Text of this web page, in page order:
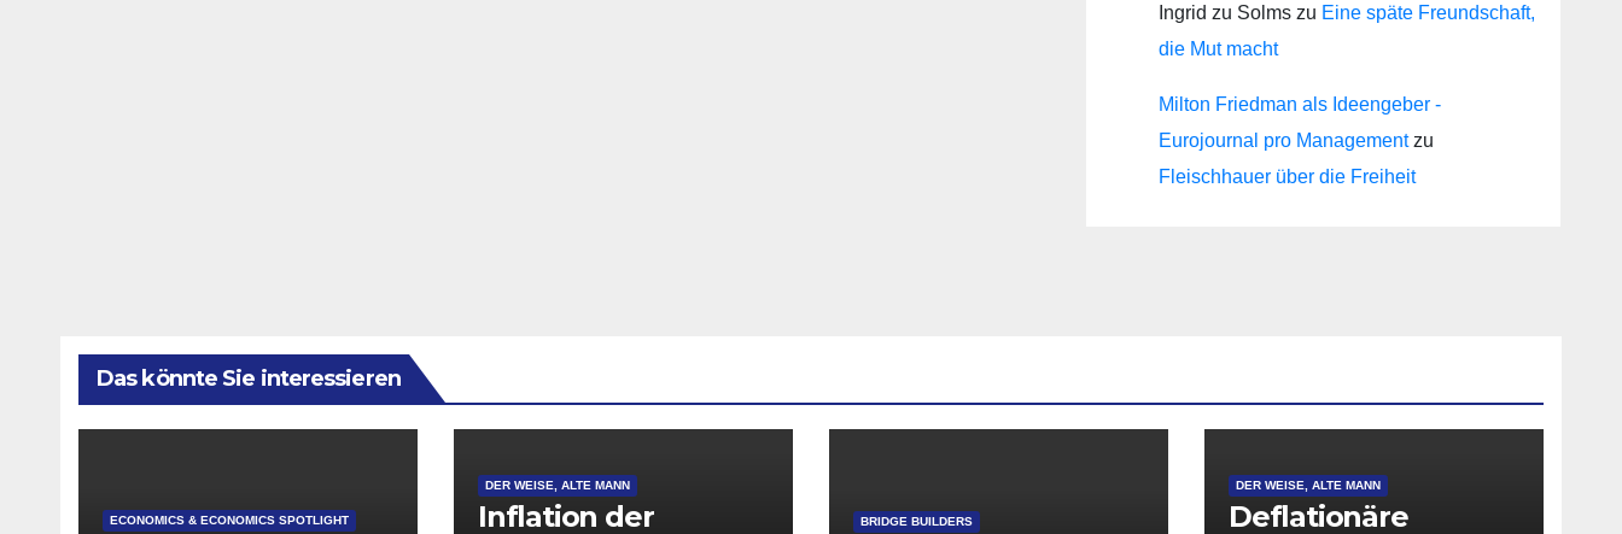
Ingrid zu Solms zu Eine späte Freundschaft,
die Mut macht
Milton Friedman als Ideengeber -
Eurojournal pro Managementzu
Fleischhauer über die Freiheit
Das könnte Sie interessieren
ECONOMICS & ECONOMICS SPOTLIGHT
DER WEISE, ALTE MANN
Inflation der
BRIDGE BUILDERS
DER WEISE, ALTE MANN
Deflationäre